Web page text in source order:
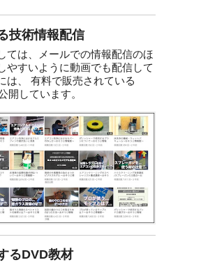
技術情報配信
ては、メールでの情報配信のほ
やすいように動画でも配信して
は、 有料で販売されている
開しています。
るDVD教材